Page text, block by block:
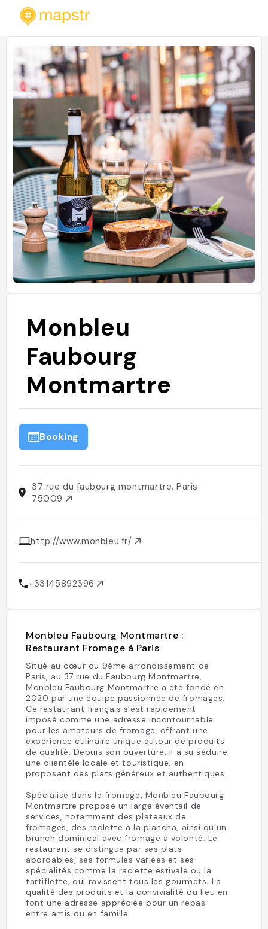
Monbleu
Faubourg
Montmartre
Booking
37 rue du faubourg montmartre, Paris
75009
http://www.monbleu.fr/
+33145892396
Monbleu Faubourg Montmartre :
Restaurant Fromage à Paris
Situé au cœur du 9ème arrondissement de
Paris, au 37 rue du Faubourg Montmartre,
Monbleu Faubourg Montmartre a été fondé en
2020 par une équipe passionnée de fromages.
Ce restaurant français s’est rapidement
imposé comme une adresse incontournable
pour les amateurs de fromage, offrant une
expérience culinaire unique autour de produits
de qualité. Depuis son ouverture, il a su séduire
une clientèle locale et touristique, en
proposant des plats généreux et authentiques.
Spécialisé dans le fromage, Monbleu Faubourg
Montmartre propose un large éventail de
services, notamment des plateaux de
fromages, des raclette à la plancha, ainsi qu’un
brunch dominical avec fromage à volonté. Le
restaurant se distingue par ses plats
abordables, ses formules variées et ses
spécialités comme la raclette estivale ou la
tartiflette, qui ravissent tous les gourmets. La
qualité des produits et la convivialité du lieu en
font une adresse appréciée pour un repas
entre amis ou en famille.